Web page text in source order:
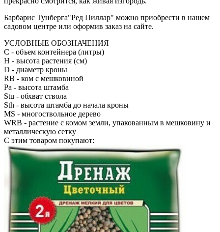
Барбарис Тунберга"Ред Пиллар" можно приобрести в нашем
садовом центре или оформив заказ на сайте.
УСЛОВНЫЕ ОБОЗНАЧЕНИЯ
С - объем контейнера (литры)
H - высота растения (см)
D - диаметр кроны
RB - ком с мешковиной
Pa - высота штамба
Stu - обхват ствола
Sth - высота штамба до начала кроны
MS - многоствольное дерево
WRB - растение с комом земли, упакованным в мешковину и
металлическую сетку
С этим товаром покупают: